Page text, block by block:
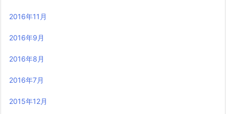
2016年11月
2016年9月
2016年8月
2016年7月
2015年12月